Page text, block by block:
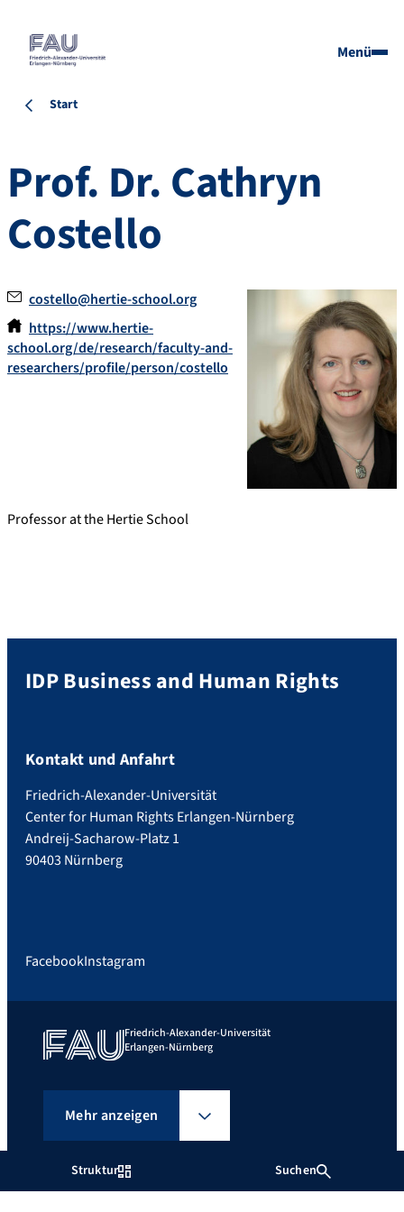
Struktur Suchen
Menü
Start
Prof. Dr. Cathryn
Costello
costello@hertie-school.org
https://www.hertie-
school.org/de/research/faculty-and-
researchers/profile/person/costello
Professor at the Hertie School
IDP Business and Human Rights
Kontakt und Anfahrt
Friedrich-Alexander-Universität
Center for Human Rights Erlangen-Nürnberg
Andreij-Sacharow-Platz 1
90403 Nürnberg
FacebookInstagram
Friedrich-Alexander-Universität
Erlangen-Nürnberg
Mehr anzeigen